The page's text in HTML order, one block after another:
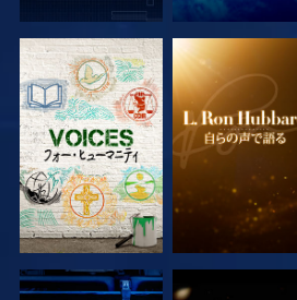
シリーズを探求 シリーズを探求